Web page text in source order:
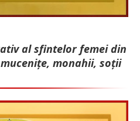
al sfintelor femei din
monahii, soții